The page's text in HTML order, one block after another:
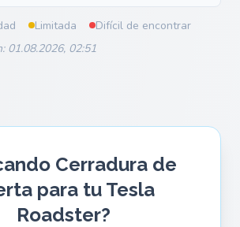
Limitada
Difícil de encontrar
01.08.2026, 02:51
Cerradura de
para tu Tesla
Roadster?